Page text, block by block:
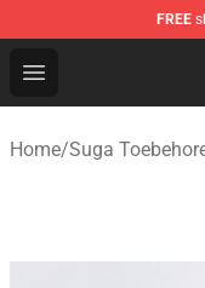
FREE
Open menu
Suga Shop -
Home/Suga